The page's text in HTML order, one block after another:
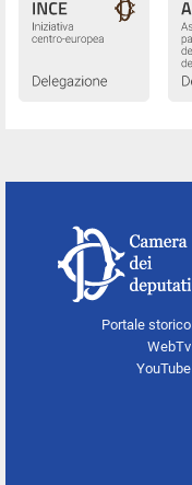
Portale storico
WebTv
YouTube